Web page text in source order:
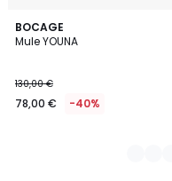
BOCAGE
Mule YOUNA
130,00 €
78,00 € -40%
2
Couleurs